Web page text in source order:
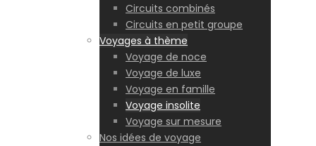
Circuits combinés
Circuits en petit groupe
Voyages à thème
Voyage de noce
Voyage de luxe
Voyage en famille
Voyage insolite
Voyage sur mesure
Nos idées de voyage